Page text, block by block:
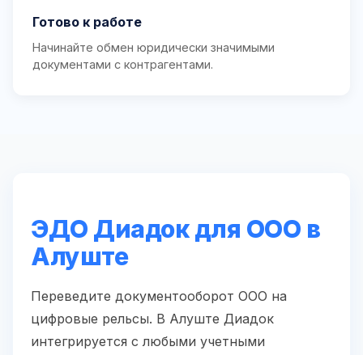
Готово к работе
Начинайте обмен юридически значимыми
документами с контрагентами.
ЭДО Диадок для ООО в
Алуште
Переведите документооборот ООО на
цифровые рельсы. В Алуште Диадок
интегрируется с любыми учетными